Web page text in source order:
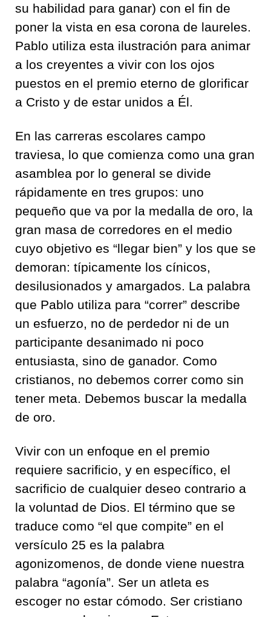
su habilidad para ganar) con el fin de
poner la vista en esa corona de laureles.
Pablo utiliza esta ilustración para animar
a los creyentes a vivir con los ojos
puestos en el premio eterno de glorificar
a Cristo y de estar unidos a Él.
En las carreras escolares campo
traviesa, lo que comienza como una gran
asamblea por lo general se divide
rápidamente en tres grupos: uno
pequeño que va por la medalla de oro, la
gran masa de corredores en el medio
cuyo objetivo es “llegar bien” y los que se
demoran: típicamente los cínicos,
desilusionados y amargados. La palabra
que Pablo utiliza para “correr” describe
un esfuerzo, no de perdedor ni de un
participante desanimado ni poco
entusiasta, sino de ganador. Como
cristianos, no debemos correr como sin
tener meta. Debemos buscar la medalla
de oro.
Vivir con un enfoque en el premio
requiere sacrificio, y en específico, el
sacrificio de cualquier deseo contrario a
la voluntad de Dios. El término que se
traduce como “el que compite” en el
versículo 25 es la palabra
agonizomenos, de donde viene nuestra
palabra “agonía”. Ser un atleta es
escoger no estar cómodo. Ser cristiano